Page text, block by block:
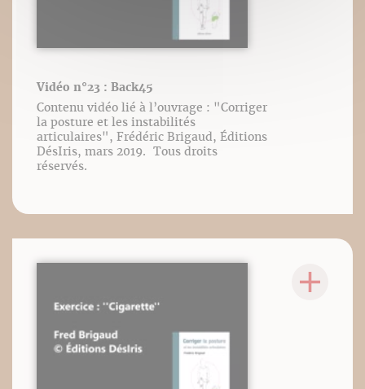
Vidéo n°23 : Back45
Contenu vidéo lié à l’ouvrage : "Corriger
la posture et les instabilités
articulaires", Frédéric Brigaud, Éditions
DésIris, mars 2019. Tous droits
réservés.